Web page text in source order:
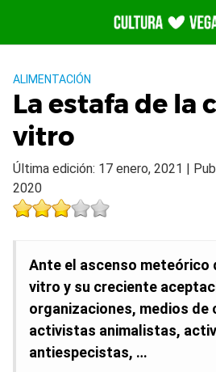
contenido
ALIMENTACIÓN
La estafa de la
vitro
Última edición: 17 enero, 2021 |
2020
Ante el ascenso meteórico
vitro y su creciente
organizaciones, medios de
activistas animalistas,
antiespecistas, …